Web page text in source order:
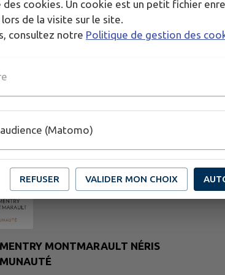
par Eric BLONDEAU
MONTMARAULT NÉRIS
des cookies. Un cookie est un petit fichier
de la visite sur le site.
consultez notre Politique de gestion des
(Matomo)
REFUSER VALIDER MON CHOIX